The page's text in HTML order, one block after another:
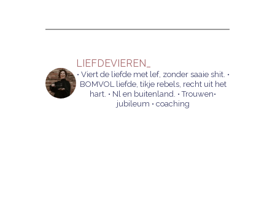
LIEFDEVIEREN_
• Viert de liefde met lef, zonder saaie shit. •
BOMVOL liefde, tikje rebels, recht uit het
hart. • Nl en buitenland. • Trouwen•
jubileum • coaching